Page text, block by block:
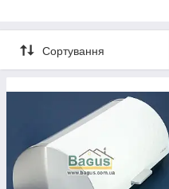
Сортування